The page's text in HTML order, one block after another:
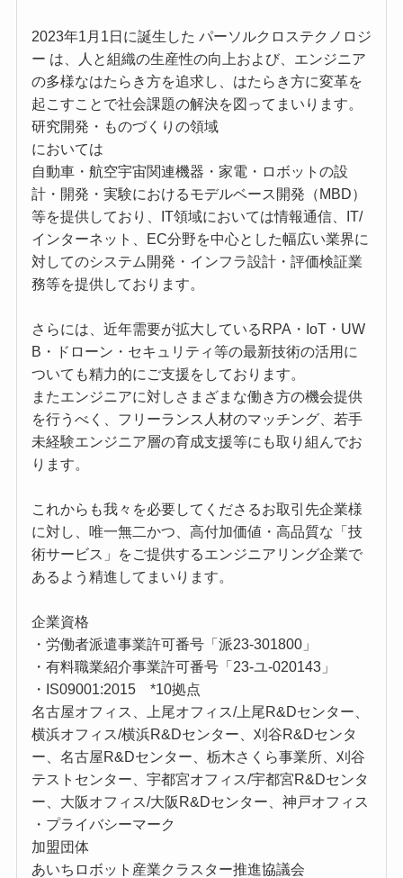
2023年1月1日に誕生した パーソルクロステクノロジ
ー は、人と組織の生産性の向上および、エンジニア
の多様なはたらき方を追求し、はたらき方に変革を
起こすことで社会課題の解決を図ってまいります。
研究開発・ものづくりの領域
においては
自動車・航空宇宙関連機器・家電・ロボットの設
計・開発・実験におけるモデルベース開発（MBD）
等を提供しており、IT領域においては情報通信、IT/
インターネット、EC分野を中心とした幅広い業界に
対してのシステム開発・インフラ設計・評価検証業
務等を提供しております。
さらには、近年需要が拡大しているRPA・IoT・UW
B・ドローン・セキュリティ等の最新技術の活用に
ついても精力的にご支援をしております。
またエンジニアに対しさまざまな働き方の機会提供
を行うべく、フリーランス人材のマッチング、若手
未経験エンジニア層の育成支援等にも取り組んでお
ります。
これからも我々を必要してくださるお取引先企業様
に対し、唯一無二かつ、高付加価値・高品質な「技
術サービス」をご提供するエンジニアリング企業で
あるよう精進してまいります。
企業資格
・労働者派遣事業許可番号「派23-301800」
・有料職業紹介事業許可番号「23-ユ-020143」
・IS09001:2015 *10拠点
名古屋オフィス、上尾オフィス/上尾R&Dセンター、
横浜オフィス/横浜R&Dセンター、刈谷R&Dセンタ
ー、名古屋R&Dセンター、栃木さくら事業所、刈谷
テストセンター、宇都宮オフィス/宇都宮R&Dセンタ
ー、大阪オフィス/大阪R&Dセンター、神戸オフィス
・プライバシーマーク
加盟団体
あいちロボット産業クラスター推進協議会